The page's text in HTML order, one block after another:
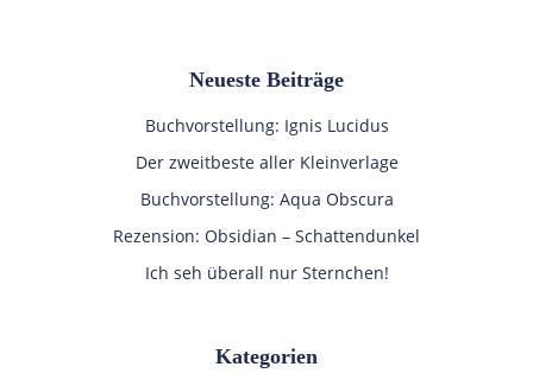
Neueste Beiträge
Buchvorstellung: Ignis Lucidus
Der zweitbeste aller Kleinverlage
Buchvorstellung: Aqua Obscura
Rezension: Obsidian – Schattendunkel
Ich seh überall nur Sternchen!
Kategorien